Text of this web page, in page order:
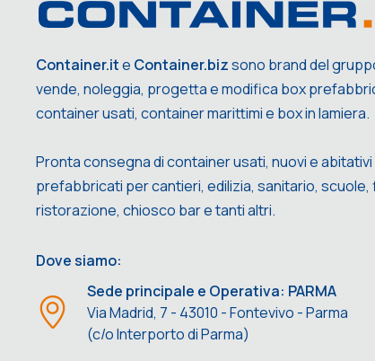
Container.ite Container.bizsono brand del
vende, noleggia, progetta e modifica box
container usati, container marittimi e box in lamiera.
Pronta consegna di container usati, nuovi e
prefabbricati per cantieri, edilizia, sanitario, scuole,
ristorazione, chiosco bar e tanti altri.
Dove siamo:
Sede principale e Operativa: PARMA
Via Madrid, 7 - 43010 - Fontevivo - Parma
(c/o Interporto di Parma)